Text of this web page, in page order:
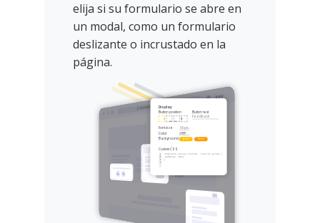
elija si su formulario se abre en
un modal, como un formulario
deslizante o incrustado en la
página.